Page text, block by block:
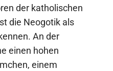
der katholischen
die Neogotik als
An der
einen hohen
einem